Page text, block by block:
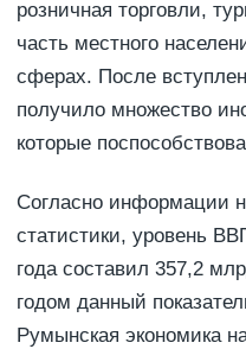
розничная торговли,
часть местного
сферах. После
получило множество
которые
Согласно информации
статистики, уровень
года составил 357,2
годом данный
Румынская экономика